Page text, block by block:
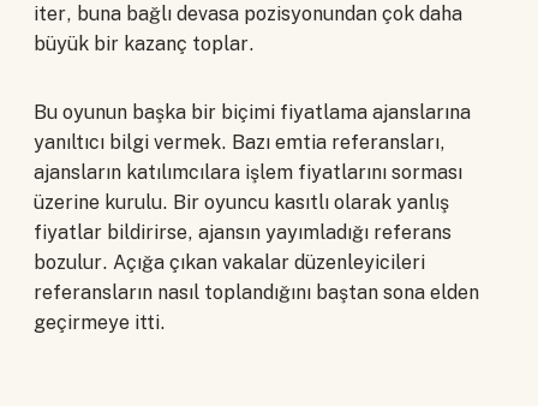
iter, buna bağlı devasa pozisyonundan çok daha
büyük bir kazanç toplar.
Bu oyunun başka bir biçimi fiyatlama ajanslarına
yanıltıcı bilgi vermek. Bazı emtia referansları,
ajansların katılımcılara işlem fiyatlarını sorması
üzerine kurulu. Bir oyuncu kasıtlı olarak yanlış
fiyatlar bildirirse, ajansın yayımladığı referans
bozulur. Açığa çıkan vakalar düzenleyicileri
referansların nasıl toplandığını baştan sona elden
geçirmeye itti.